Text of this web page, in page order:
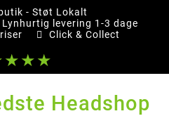
- Støt Lokalt
Lynhurtig levering 1-3 dage
Click & Collect
Headshop